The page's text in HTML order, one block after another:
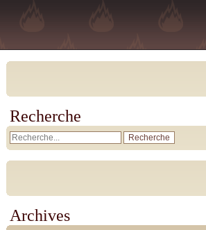
Recherche
Archives